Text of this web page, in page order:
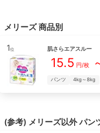
メリーズ商品別
1位 肌さらエアスルー
15.5 円/枚
パンツ 4kg～8kg
(参考) メリーズ以外パン